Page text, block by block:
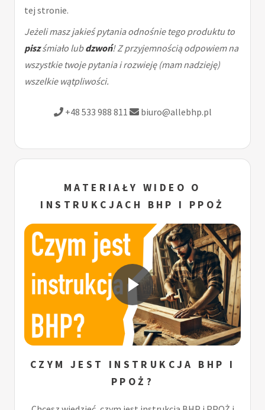
tej stronie.
Jeżeli masz jakieś pytania odnośnie tego produktu to
piszśmiało lubdzwoń! Z przyjemnością odpowiem na
wszystkie twoje pytania i rozwieję (mam nadzieję)
wszelkie wątpliwości.
+48 533 988 811 biuro@allebhp.pl
MATERIAŁY WIDEO O
INSTRUKCJACH BHP I PPOŻ
CZYM JEST INSTRUKCJA BHP I
PPOŻ?